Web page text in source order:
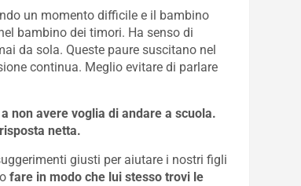
un momento difficile e il bambino
bambino dei timori. Ha senso di
da sola. Queste paure suscitano nel
continua. Meglio evitare di parlare
non avere voglia di andare a scuola.
netta.
giusti per aiutare i nostri figli
fare in modo che lui stesso trovi le